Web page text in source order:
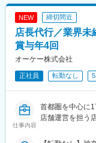
NEW 締切間近
店長代行／業界未
賞与年4回
オーケー株式会社
正社員 転勤なし
仕事内容
首都圏を中心に
店舗運営を担う